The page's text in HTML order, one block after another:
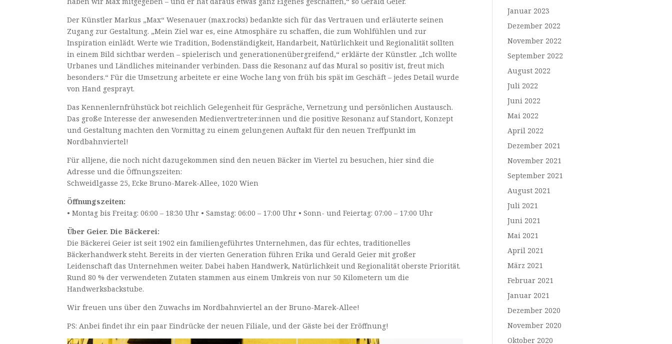
Der Künstler Markus „Max“ Wesenauer (max.rocks) bedankte sich für das Vertrauen und erläuterte seinen
Zugang zur Gestaltung. „Mein Ziel war es, eine Atmosphäre zu schaffen, die zum Wohlfühlen und zur
Inspiration einlädt. Werte wie Tradition, Bodenständigkeit, Handarbeit, Natürlichkeit und Regionalität sollten
in einem Bild sichtbar werden – spielerisch und generationenübergreifend,“ erklärte der Künstler. „Ich wollte
Urbanes und Ländliches miteinander verbinden. Dass die Resonanz auf das Mural so positiv ist, freut mich
besonders.“ Für die Umsetzung arbeitete er eine Woche lang von früh bis spät im Geschäft – jedes Detail wurde
von Hand gesprayt.
Das Kennenlernfrühstück bot reichlich Gelegenheit für Gespräche, Vernetzung und persönlichen Austausch.
Das große Interesse der anwesenden Medienvertreter:innen und die positive Resonanz auf Standort, Konzept
und Gestaltung machten den Vormittag zu einem gelungenen Auftakt für den neuen Treffpunkt im
Nordbahnviertel!
Für alljene, die noch nicht dazugekommen sind den neuen Bäcker im Viertel zu besuchen, hier sind die
Adresse und die Öffnungszeiten:
Schweidlgasse 25, Ecke Bruno-Marek-Allee, 1020 Wien
Öffnungszeiten:
• Montag bis Freitag: 06:00 – 18:30 Uhr • Samstag: 06:00 – 17:00 Uhr • Sonn- und Feiertag: 07:00 – 17:00 Uhr
Über Geier. Die Bäckerei:
Die Bäckerei Geier ist seit 1902 ein familiengeführtes Unternehmen, das für echtes, traditionelles
Bäckerhandwerk steht. Bereits in der vierten Generation führen Erika und Gerald Geier mit großer
Leidenschaft das Unternehmen weiter. Dabei haben Handwerk, Natürlichkeit und Regionalität oberste Priorität.
Rund 80 % der verwendeten Zutaten stammen aus einem Umkreis von nur 50 Kilometern um die
Handwerksbackstube.
Wir freuen uns über den Zuwachs im Nordbahnviertel an der Bruno-Marek-Allee!
PS: Anbei findet ihr ein paar Eindrücke der neuen Filiale, und der Gäste bei der Eröffnung!
Januar 2023
Dezember 2022
November 2022
September 2022
August 2022
Juli 2022
Juni 2022
Mai 2022
April 2022
Dezember 2021
November 2021
September 2021
August 2021
Juli 2021
Juni 2021
Mai 2021
April 2021
März 2021
Februar 2021
Januar 2021
Dezember 2020
November 2020
Oktober 2020